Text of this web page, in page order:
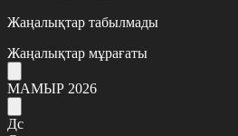
Жаңалықтар табылмады
Жаңалықтар мұрағаты
МАМЫР 2026
Дс